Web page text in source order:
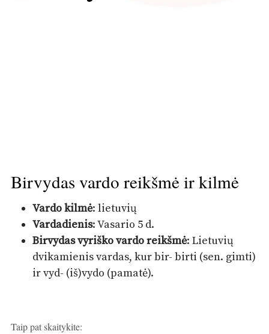
Birvydas vardo reikšmė ir kilmė
Vardo kilmė: lietuvių
Vardadienis: Vasario 5 d.
Birvydas vyriško vardo reikšmė: Lietuvių
dvikamienis vardas, kur bir- birti (sen. gimti)
ir vyd- (iš)vydo (pamatė).
Taip pat skaitykite: